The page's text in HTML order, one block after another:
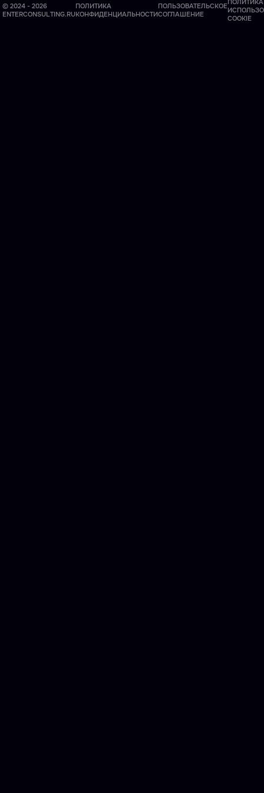
© 2024 - 2026
ENTERCONSULTING.RU
ПОЛИТИКА
КОНФИДЕНЦИАЛЬНОСТИ
ПОЛЬЗОВАТЕЛЬСКОЕ
СОГЛАШЕНИЕ
ПОЛИТИКА
COOKIE